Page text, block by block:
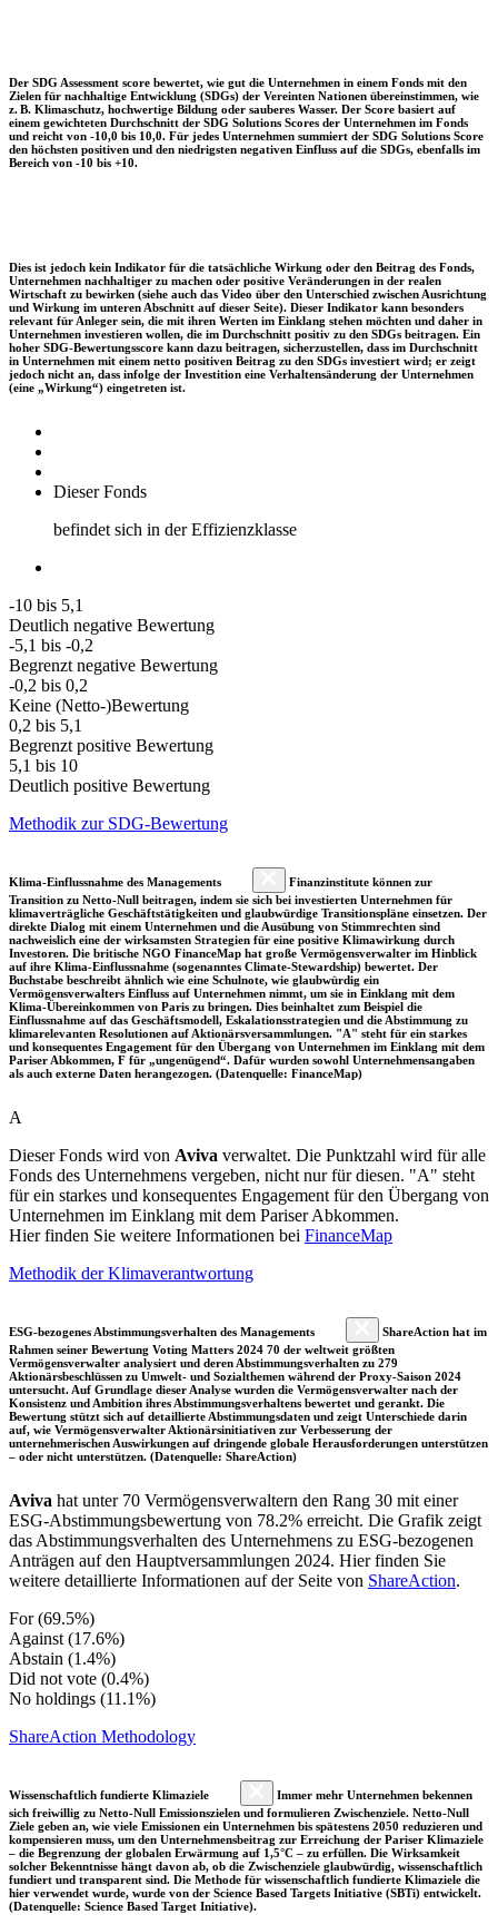
Der SDG Assessment score bewertet, wie gut die Unternehmen in einem Fonds mit den
Zielen für nachhaltige Entwicklung (SDGs) der Vereinten Nationen übereinstimmen, wie
z. B. Klimaschutz, hochwertige Bildung oder sauberes Wasser. Der Score basiert auf
einem gewichteten Durchschnitt der SDG Solutions Scores der Unternehmen im Fonds
und reicht von -10,0 bis 10,0. Für jedes Unternehmen summiert der SDG Solutions Score
den höchsten positiven und den niedrigsten negativen Einfluss auf die SDGs, ebenfalls im
Bereich von -10 bis +10.
Dies ist jedoch kein Indikator für die tatsächliche Wirkung oder den Beitrag des Fonds,
Unternehmen nachhaltiger zu machen oder positive Veränderungen in der realen
Wirtschaft zu bewirken (siehe auch das Video über den Unterschied zwischen Ausrichtung
und Wirkung im unteren Abschnitt auf dieser Seite). Dieser Indikator kann besonders
relevant für Anleger sein, die mit ihren Werten im Einklang stehen möchten und daher in
Unternehmen investieren wollen, die im Durchschnitt positiv zu den SDGs beitragen. Ein
hoher SDG-Bewertungsscore kann dazu beitragen, sicherzustellen, dass im Durchschnitt
in Unternehmen mit einem netto positiven Beitrag zu den SDGs investiert wird; er zeigt
jedoch nicht an, dass infolge der Investition eine Verhaltensänderung der Unternehmen
(eine „Wirkung“) eingetreten ist.
Dieser Fonds
befindet sich in der Effizienzklasse
-10 bis 5,1
Deutlich negative Bewertung
-5,1 bis -0,2
Begrenzt negative Bewertung
-0,2 bis 0,2
Keine (Netto-)Bewertung
0,2 bis 5,1
Begrenzt positive Bewertung
5,1 bis 10
Deutlich positive Bewertung
Methodik zur SDG-Bewertung
Klima-Einflussnahme des Managements
Finanzinstitute können zur
Transition zu Netto-Null beitragen, indem sie sich bei investierten Unternehmen für
klimaverträgliche Geschäftstätigkeiten und glaubwürdige Transitionspläne einsetzen. Der
direkte Dialog mit einem Unternehmen und die Ausübung von Stimmrechten sind
nachweislich eine der wirksamsten Strategien für eine positive Klimawirkung durch
Investoren. Die britische NGO FinanceMap hat große Vermögensverwalter im Hinblick
auf ihre Klima-Einflussnahme (sogenanntes Climate-Stewardship) bewertet. Der
Buchstabe beschreibt ähnlich wie eine Schulnote, wie glaubwürdig ein
Vermögensverwalters Einfluss auf Unternehmen nimmt, um sie in Einklang mit dem
Klima-Übereinkommen von Paris zu bringen. Dies beinhaltet zum Beispiel die
Einflussnahme auf das Geschäftsmodell, Eskalationsstrategien und die Abstimmung zu
klimarelevanten Resolutionen auf Aktionärsversammlungen. "A" steht für ein starkes
und konsequentes Engagement für den Übergang von Unternehmen im Einklang mit dem
Pariser Abkommen, F für „ungenügend“. Dafür wurden sowohl Unternehmensangaben
als auch externe Daten herangezogen. (Datenquelle: FinanceMap)
A
Dieser Fonds wird von Aviva verwaltet. Die Punktzahl wird für alle
Fonds des Unternehmens vergeben, nicht nur für diesen. "A" steht
für ein starkes und konsequentes Engagement für den Übergang von
Unternehmen im Einklang mit dem Pariser Abkommen.
Hier finden Sie weitere Informationen bei FinanceMap
Methodik der Klimaverantwortung
ESG-bezogenes Abstimmungsverhalten des Managements
ShareAction hat im
Rahmen seiner Bewertung Voting Matters 2024 70 der weltweit größten
Vermögensverwalter analysiert und deren Abstimmungsverhalten zu 279
Aktionärsbeschlüssen zu Umwelt- und Sozialthemen während der Proxy-Saison 2024
untersucht. Auf Grundlage dieser Analyse wurden die Vermögensverwalter nach der
Konsistenz und Ambition ihres Abstimmungsverhaltens bewertet und gerankt. Die
Bewertung stützt sich auf detaillierte Abstimmungsdaten und zeigt Unterschiede darin
auf, wie Vermögensverwalter Aktionärsinitiativen zur Verbesserung der
unternehmerischen Auswirkungen auf dringende globale Herausforderungen unterstützen
– oder nicht unterstützen. (Datenquelle: ShareAction)
Aviva hat unter 70 Vermögensverwaltern den Rang 30 mit einer
ESG-Abstimmungsbewertung von 78.2% erreicht. Die Grafik zeigt
das Abstimmungsverhalten des Unternehmens zu ESG-bezogenen
Anträgen auf den Hauptversammlungen 2024. Hier finden Sie
weitere detaillierte Informationen auf der Seite von ShareAction.
For (69.5%)
Against (17.6%)
Abstain (1.4%)
Did not vote (0.4%)
No holdings (11.1%)
ShareAction Methodology
Wissenschaftlich fundierte Klimaziele
Immer mehr Unternehmen bekennen
sich freiwillig zu Netto-Null Emissionszielen und formulieren Zwischenziele. Netto-Null
Ziele geben an, wie viele Emissionen ein Unternehmen bis spätestens 2050 reduzieren und
kompensieren muss, um den Unternehmensbeitrag zur Erreichung der Pariser Klimaziele
– die Begrenzung der globalen Erwärmung auf 1,5°C – zu erfüllen. Die Wirksamkeit
solcher Bekenntnisse hängt davon ab, ob die Zwischenziele glaubwürdig, wissenschaftlich
fundiert und transparent sind. Die Methode für wissenschaftlich fundierte Klimaziele die
hier verwendet wurde, wurde von der Science Based Targets Initiative (SBTi) entwickelt.
(Datenquelle: Science Based Target Initiative).